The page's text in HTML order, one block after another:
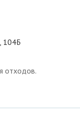
104Б
отходов.